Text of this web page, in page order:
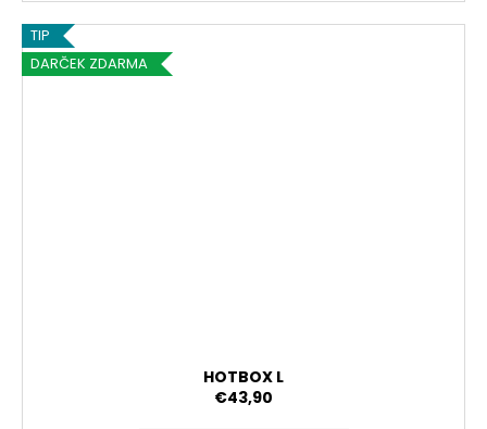
TIP
DARČEK ZDARMA
HOTBOX L
€43,90